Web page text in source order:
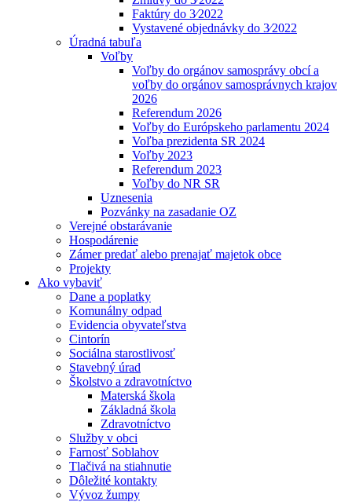
Faktúry do 3⁄2022
Vystavené objednávky do 3⁄2022
Úradná tabuľa
Voľby
Voľby do orgánov samosprávy obcí a
voľby do orgánov samosprávnych krajov
2026
Referendum 2026
Voľby do Európskeho parlamentu 2024
Voľba prezidenta SR 2024
Voľby 2023
Referendum 2023
Voľby do NR SR
Uznesenia
Pozvánky na zasadanie OZ
Verejné obstarávanie
Hospodárenie
Zámer predať alebo prenajať majetok obce
Projekty
Ako vybaviť
Dane a poplatky
Komunálny odpad
Evidencia obyvateľstva
Cintorín
Sociálna starostlivosť
Stavebný úrad
Školstvo a zdravotníctvo
Materská škola
Základná škola
Zdravotníctvo
Služby v obci
Farnosť Soblahov
Tlačivá na stiahnutie
Dôležité kontakty
Vývoz žumpy